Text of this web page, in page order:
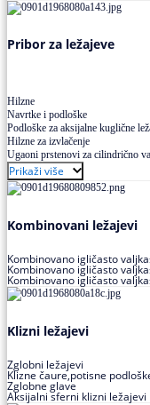
Pribor za ležajeve
Hilzne
Navrtke i podloške
Podloške za aksijalne kuglične
Hilzne za izvlačenje
Ugaoni prstenovi za cilindrično
Prikaži više
Kombinovani ležajevi
Kombinovano igličasto
Kombinovano igličasto
Kombinovano igličasto
Klizni ležajevi
Zglobni ležajevi
Klizne čaure,potisne
Zglobne glave
Aksijalni sferni klizni ležajevi